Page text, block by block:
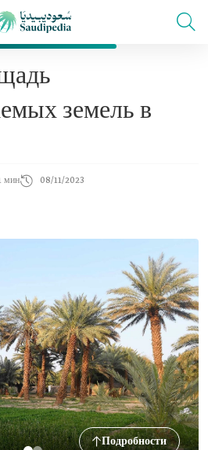
земель в
мин 08/11/2023
Подробности